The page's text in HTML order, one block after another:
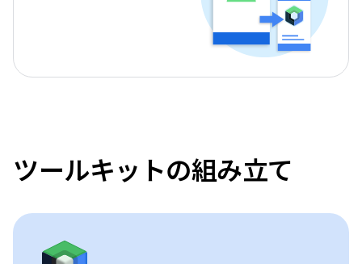
ツールキットの組み立て